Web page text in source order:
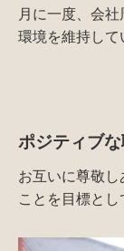
月に一度、会
環境を維持して
ポジティブ
お互いに尊敬
ことを目標とし